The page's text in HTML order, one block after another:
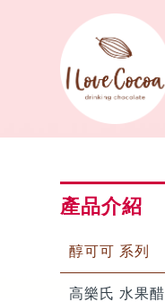
產品介紹
醇可可 系列
高樂氏 水果醋